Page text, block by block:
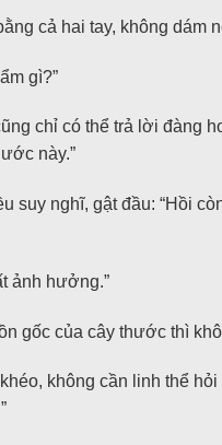
cả hai tay, không dám
gì?”
chỉ có thể trả lời đàng
này.”
suy nghĩ, gật đầu: “Hồi
ảnh hưởng.”
gốc của cây thước thì
không cần linh thể